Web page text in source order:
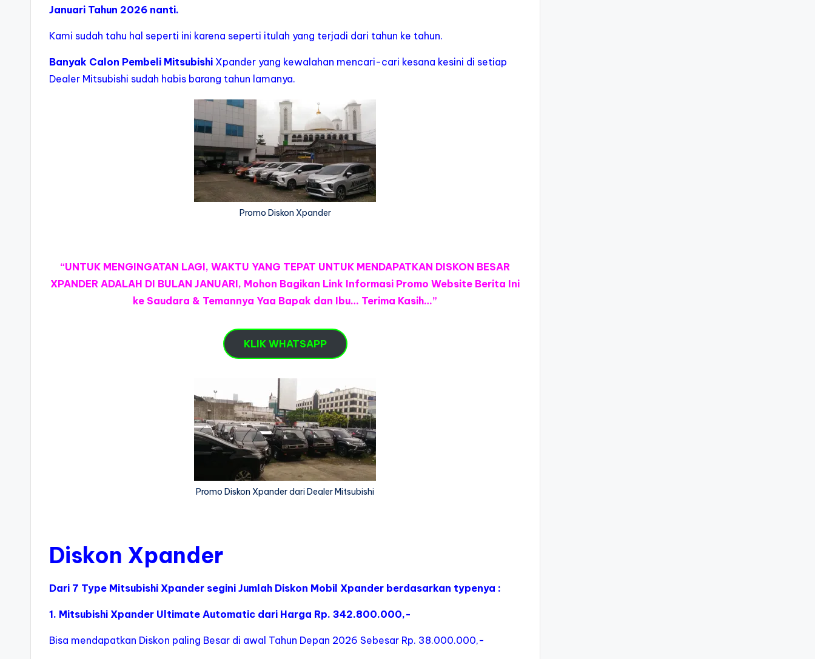
Januari Tahun 2026 nanti.
Kami sudah tahu hal seperti ini karena seperti itulah yang terjadi dari tahun ke tahun.
Banyak Calon Pembeli Mitsubishi Xpander yang kewalahan mencari-cari kesana kesini di setiap
Dealer Mitsubishi sudah habis barang tahun lamanya.
Promo Diskon Xpander
“UNTUK MENGINGATAN LAGI, WAKTU YANG TEPAT UNTUK MENDAPATKAN DISKON BESAR
XPANDER ADALAH DI BULAN JANUARI, Mohon Bagikan Link Informasi Promo Website Berita Ini
ke Saudara & Temannya Yaa Bapak dan Ibu… Terima Kasih…”
KLIK WHATSAPP
Promo Diskon Xpander dari Dealer Mitsubishi
Diskon Xpander
Dari 7 Type Mitsubishi Xpander segini Jumlah Diskon Mobil Xpander berdasarkan typenya :
1. Mitsubishi Xpander Ultimate Automatic dari Harga Rp. 342.800.000,-
Bisa mendapatkan Diskon paling Besar di awal Tahun Depan 2026 Sebesar Rp. 38.000.000,-